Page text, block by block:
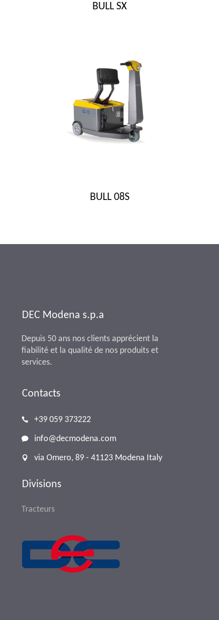
BULL SX
BULL 08S
DEC Modena s.p.a
Depuis 50 ans nos clients apprécient la
fiabilité et la qualité de nos produits et
services.
Contacts
+39 059 373222
info@decmodena.com
via Omero, 89 - 41123 Modena Italy
Divisions
Tracteurs